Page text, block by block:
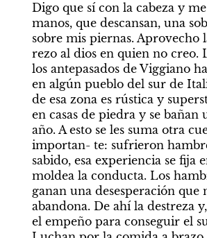
Digo que sí con la cabeza y
manos, que descansan, una
sobre mis piernas. Aprovecho
rezo al dios en quien no creo.
los antepasados de Viggiano
en algún pueblo del sur de
de esa zona es rústica y
en casas de piedra y se bañan
año. A esto se les suma otra
importan- te: sufrieron
sabido, esa experiencia se fija
moldea la conducta. Los
ganan una desesperación que
abandona. De ahí la destreza
el empeño para conseguir el